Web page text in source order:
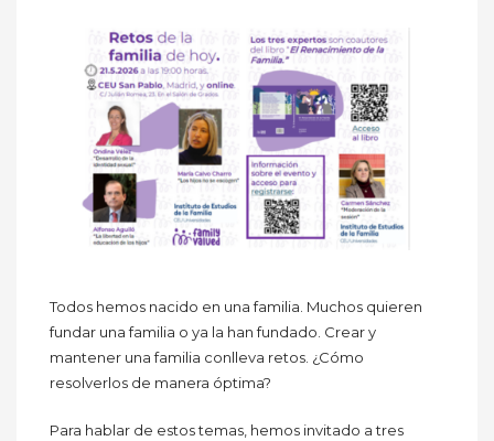
Todos hemos nacido en una familia. Muchos quieren
fundar una familia o ya la han fundado. Crear y
mantener una familia conlleva retos. ¿Cómo
resolverlos de manera óptima?
Para hablar de estos temas, hemos invitado a tres